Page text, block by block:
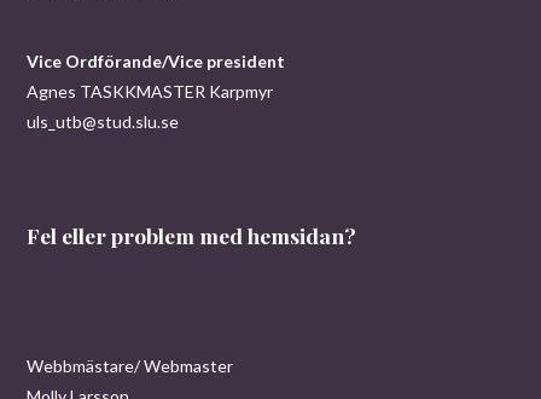
Vice Ordförande/Vice president
Agnes TASKKMASTER Karpmyr
uls_utb@stud.slu.se
Fel eller problem med hemsidan?
Webbmästare/ Webmaster